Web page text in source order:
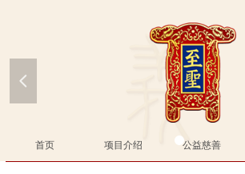
넳
首页 项目介绍 公益慈善